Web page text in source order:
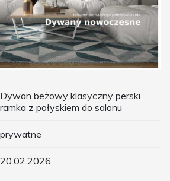
Dywan beżowy klasyczny perski
ramka z połyskiem do salonu
prywatne
20.02.2026